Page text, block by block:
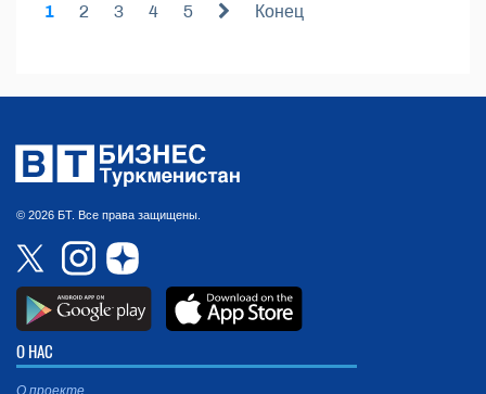
1 2 3 4 5 Конец
© 2026 БТ. Все права защищены.
О НАС
О проекте